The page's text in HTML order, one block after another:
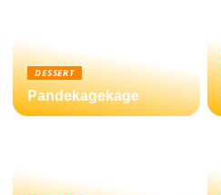
DESSERT
Pandekagekage